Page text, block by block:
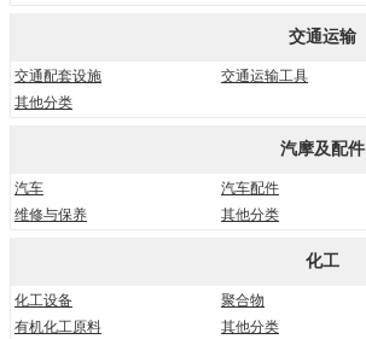
交通运输
交通配套设施 交通运输工具
其他分类
汽摩及配件
汽车 汽车配件
维修与保养
其他分类
化工
化工设备 聚合物
有机化工原料
其他分类